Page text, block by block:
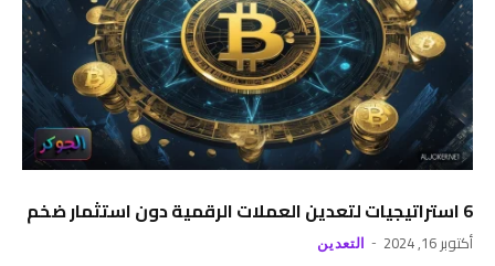
6 استراتيجيات لتعدين العملات الرقمية دون استثمار ضخم
أكتوبر 16, 2024 التعدين